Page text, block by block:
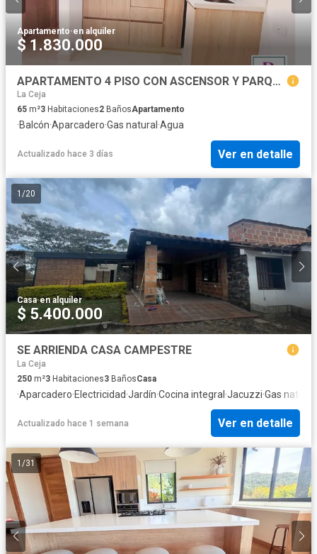
Apartamento·en alquiler
$ 1.830.000
APARTAMENTO 4 PISO CON ASCENSOR Y PARQUEADERO
La Ceja
65 m²3 Habitaciones2 BañosApartamento
·Balcón·Aparcadero·Gas natural ·Agua
Actualizado hace 3 días Ver en detalle
1 /20
Casa·en alquiler
$ 5.400.000
SE ARRIENDA CASA CAMPESTRE
La Ceja
250 m²3 Habitaciones3 BañosCasa
·Aparcadero·Electricidad·Jardín·Cocina integral ·Jacuzzi·Gas natural
Actualizado hace 1 semana Ver en detalle
1 /31